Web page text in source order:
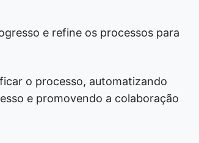
e refine os processos para
o processo, automatizando
e promovendo a colaboração